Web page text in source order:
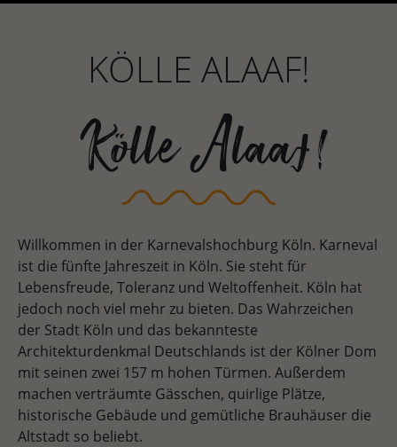
KÖLLE ALAAF!
Kölle Alaaf!
Willkommen in der Karnevalshochburg Köln. Karneval
ist die fünfte Jahreszeit in Köln. Sie steht für
Lebensfreude, Toleranz und Weltoffenheit. Köln hat
jedoch noch viel mehr zu bieten. Das Wahrzeichen
der Stadt Köln und das bekannteste
Architekturdenkmal Deutschlands ist der Kölner Dom
mit seinen zwei 157 m hohen Türmen. Außerdem
machen verträumte Gässchen, quirlige Plätze,
historische Gebäude und gemütliche Brauhäuser die
Altstadt so beliebt.